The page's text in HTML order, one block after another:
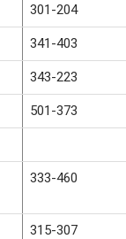
301-204
341-403
343-223
501-373
333-460
315-307